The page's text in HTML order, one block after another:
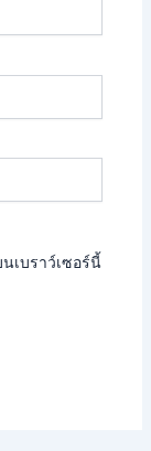
เบราว์เซอร์นี้